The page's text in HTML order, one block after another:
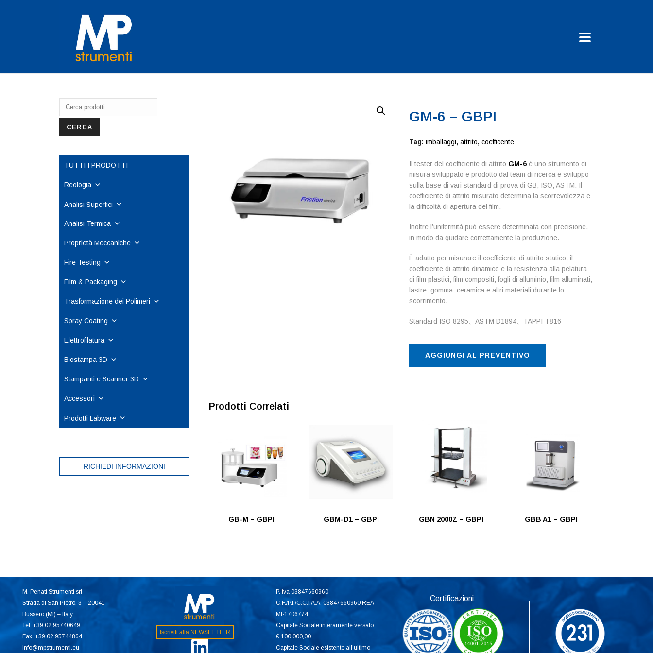
GM-6 – GBPI
Tag: imballaggi, attrito, coefficente
Il tester del coefficiente di attrito GM-6è uno strumento di
misura sviluppato e prodotto dal team di ricerca e sviluppo
sulla base di vari standard di prova di GB, ISO, ASTM. Il
coefficiente di attrito misurato determina la scorrevolezza e
la difficoltà di apertura del film.
Inoltre l’uniformità può essere determinata con precisione,
in modo da guidare correttamente la produzione.
È adatto per misurare il coefficiente di attrito statico, il
coefficiente di attrito dinamico e la resistenza alla pelatura
di film plastici, film compositi, fogli di alluminio, film alluminati,
lastre, gomma, ceramica e altri materiali durante lo
scorrimento.
Standard ISO 8295、ASTM D1894、TAPPI T816
AGGIUNGI AL PREVENTIVO
Prodotti Correlati
GB-M – GBPI GBM-D1 – GBPI GBN 2000Z – GBPI GBB A1 – GBPI
Cerca:
CERCA
TUTTI I PRODOTTI
Reologia
Analisi Superfici
Analisi Termica
Proprietà Meccaniche
Fire Testing
Film & Packaging
Trasformazione dei Polimeri
Spray Coating
Elettrofilatura
Biostampa 3D
Stampanti e Scanner 3D
Accessori
Prodotti Labware
RICHIEDI INFORMAZIONI
M. Penati Strumenti srl
Strada di San Pietro, 3 – 20041
Bussero (MI) – Italy
Tel. +39 02 95740649
Fax. +39 02 95744864
info@mpstrumenti.eu
Iscriviti alla NEWSLETTER
P. iva 03847660960 –
C.F./P.I./C.C.I.A.A. 03847660960 REA
MI-1706774
Capitale Sociale interamente versato
€ 100.000,00
Capitale Sociale esistente all’ultimo
Certificazioni: